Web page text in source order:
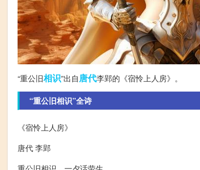
“重公旧相识”出自唐代李郢的《宿怜上人房》。
“重公旧相识”全诗
《宿怜上人房》
唐代 李郢